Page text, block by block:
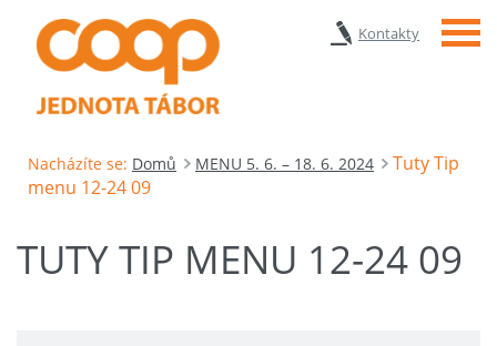
Kontakty Menu
Nacházíte se: Domů MENU 5. 6. – 18. 6. 2024
Tuty Tip
menu 12-24 09
TUTY TIP MENU 12-24 09